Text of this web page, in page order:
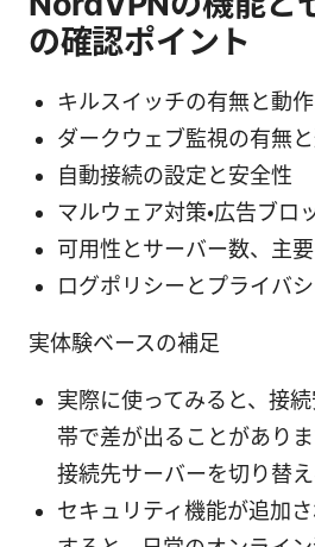
の確認ポイント
キルスイッチの有無と動作
ダークウェブ監視の有無
自動接続の設定と安全性
マルウェア対策・広告ブロ
可用性とサーバー数、主
ログポリシーとプライバ
実体験ベースの補足
実際に使ってみると、接続
帯で差が出ることがあり
接続先サーバーを切り替え
セキュリティ機能が追加